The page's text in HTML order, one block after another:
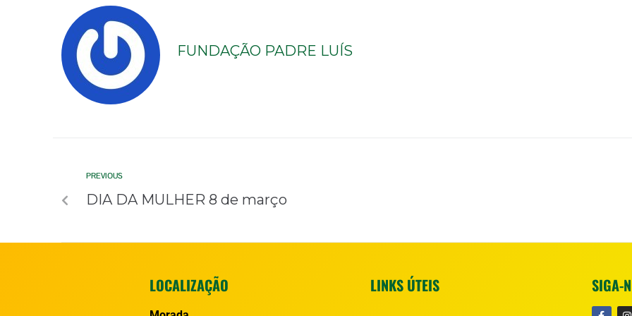
FUNDAÇÃO PADRE LUÍS
PREVIOUS
DIA DA MULHER 8 de março
LOCALIZAÇÃO LINKS ÚTEIS SIGA-